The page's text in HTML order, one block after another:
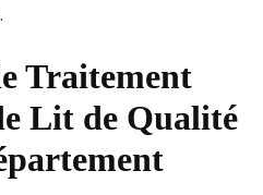
Traitement
Lit de Qualité